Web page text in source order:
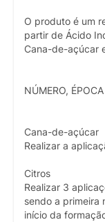
O produto é um
partir de Ácido
Cana-de-açúcar
NÚMERO,
Cana-de-açúcar
Realizar a
Citros
Realizar 3
sendo a primeira
início da